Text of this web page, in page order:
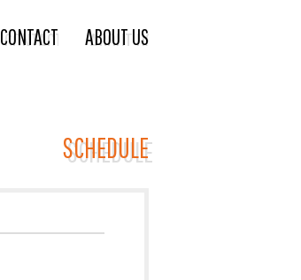
CONTACT ABOUT US
SCHEDULE